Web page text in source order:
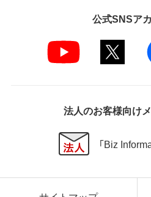
公式SNSア
法人のお客様向け
「Biz